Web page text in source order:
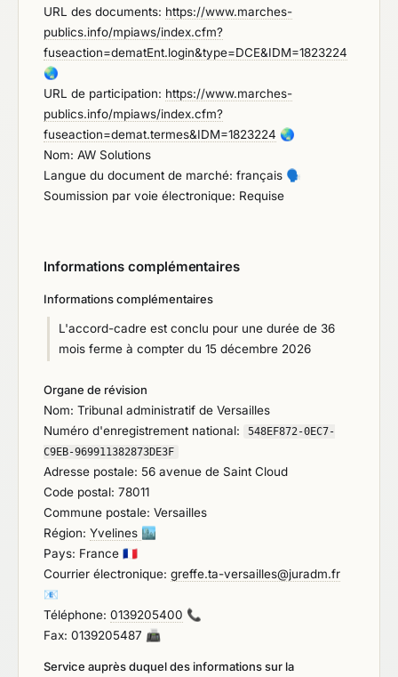
URL des documents: https://www.marches-
publics.info/mpiaws/index.cfm?
fuseaction=dematEnt.login&type=DCE&IDM=1823224
🌏
URL de participation: https://www.marches-
publics.info/mpiaws/index.cfm?
fuseaction=demat.termes&IDM=1823224 🌏
Nom: AW Solutions
Langue du document de marché: français 🗣️
Soumission par voie électronique: Requise
Informations complémentaires
Informations complémentaires
L'accord-cadre est conclu pour une durée de 36
mois ferme à compter du 15 décembre 2026
Organe de révision
Nom: Tribunal administratif de Versailles
Numéro d'enregistrement national:
548EF872-0EC7-
C9EB-969911382873DE3F
Adresse postale: 56 avenue de Saint Cloud
Code postal: 78011
Commune postale: Versailles
Région: Yvelines 🏙️
Pays: France 🇫🇷
Courrier électronique: greffe.ta-versailles@juradm.fr
📧
Téléphone: 0139205400 📞
Fax: 0139205487 📠
Service auprès duquel des informations sur la